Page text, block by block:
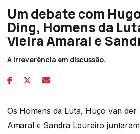
Um debate com
Ding, Homens da
Vieira Amaral e
A irreverência em discussão.
Os Homens da Luta, Hugo van der
Amaral e Sandra Loureiro